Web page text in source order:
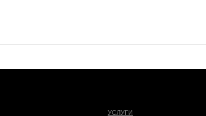
Сетевая безопасность